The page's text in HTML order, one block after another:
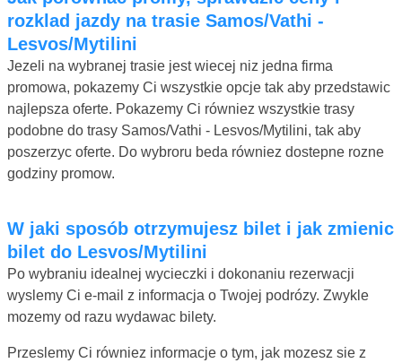
rozklad jazdy na trasie Samos/Vathi -
Lesvos/Mytilini
Jezeli na wybranej trasie jest wiecej niz jedna firma
promowa, pokazemy Ci wszystkie opcje tak aby przedstawic
najlepsza oferte. Pokazemy Ci równiez wszystkie trasy
podobne do trasy Samos/Vathi - Lesvos/Mytilini, tak aby
poszerzyc oferte. Do wybroru beda równiez dostepne rozne
godziny promow.
W jaki sposób otrzymujesz bilet i jak zmienic
bilet do Lesvos/Mytilini
Po wybraniu idealnej wycieczki i dokonaniu rezerwacji
wyslemy Ci e-mail z informacja o Twojej podrózy. Zwykle
mozemy od razu wydawac bilety.
Przeslemy Ci równiez informacje o tym, jak mozesz sie z